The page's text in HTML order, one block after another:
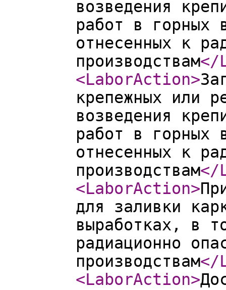
возведения
работ в горных
отнесенных к
производствам</
<LaborAction>
крепежных или
возведения
работ в горных
отнесенных к
производствам</
<LaborAction>
для заливки
выработках, в
радиационно
производствам</
<LaborAction>